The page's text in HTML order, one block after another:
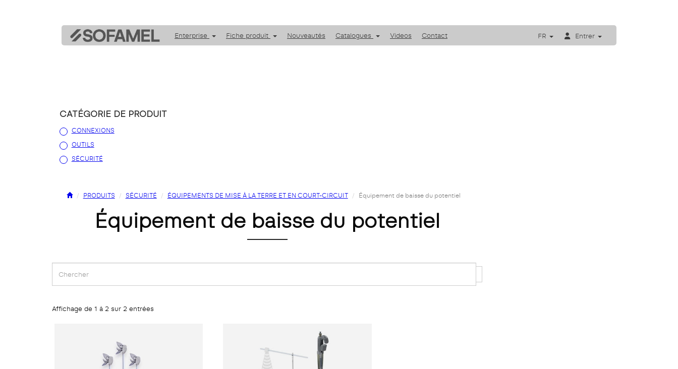
Enterprise Fiche produit Nouveautés Catalogues Videos Contact FR Entrer
CATÉGORIE DE PRODUIT
CONNEXIONS
OUTILS
SÉCURITÉ
PRODUITS SÉCURITÉ ÉQUIPEMENTS DE MISE À LA TERRE ET EN COURT-CIRCUIT Équipement de baisse du potentiel
équipement de baisse du potentiel
Affichage de 1 à 2 sur 2 entrées